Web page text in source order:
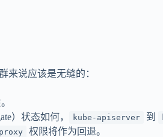
来说应该是无缝的：
）状态如何， kube-apiserver 到
权限将作为回退。